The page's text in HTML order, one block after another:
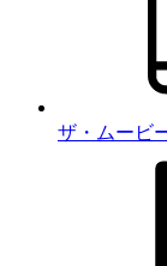
ザ・ムービ